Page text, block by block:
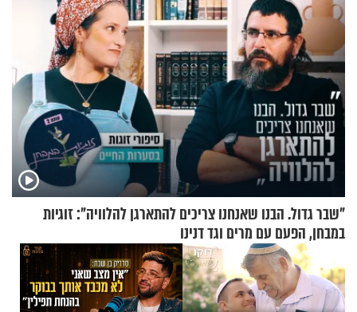
"שבר גדול. הבנו שאנחנו צריכים להתארגן להלוויה": זוגיות
במבחן, הפעם עם מרים וגד דנינו